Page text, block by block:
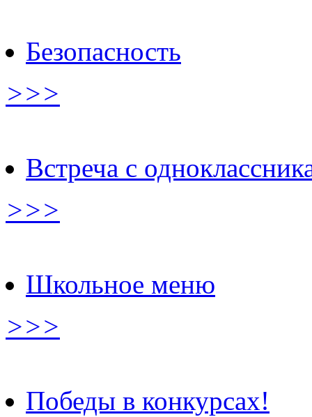
Безопасность
>>>
Встреча с
>>>
Школьное меню
>>>
Победы в конкурсах!